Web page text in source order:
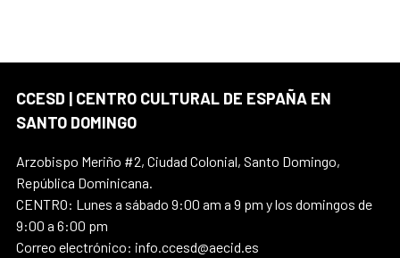
CCESD | CENTRO CULTURAL DE ESPAÑA EN
SANTO DOMINGO
Arzobispo Meriño #2, Ciudad Colonial, Santo Domingo,
República Dominicana.
CENTRO: Lunes a sábado 9:00 am a 9 pm y los domingos de
9:00 a 6:00 pm
Correo electrónico: info.ccesd@aecid.es